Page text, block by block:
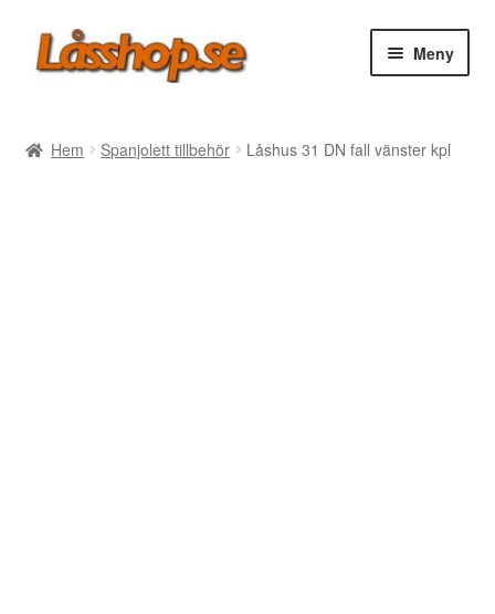
Hoppa
till
Hoppa
till
Meny
Hem Spanjolett tillbehör Låshus 31 DN fall vänster kpl